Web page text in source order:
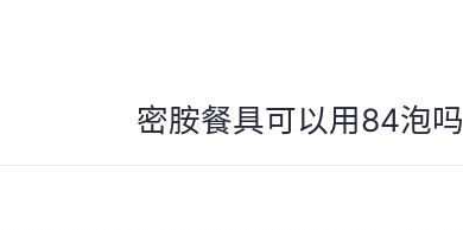
密胺餐具可以用84泡吗